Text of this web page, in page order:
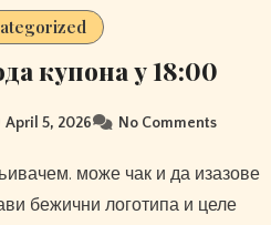
купона у 18:00
April 5, 2026 No Comments
бежични логотипа и целе